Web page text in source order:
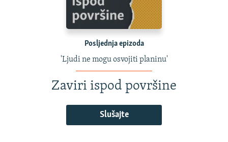
Posljednja epizoda
'Ljudi ne mogu osvojiti planinu'
Zaviri ispod površine
Slušajte